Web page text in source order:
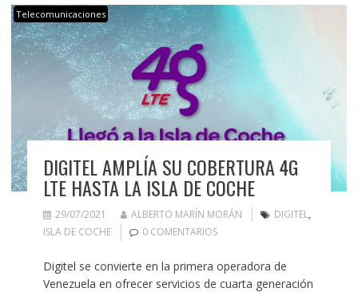
Telecomunicaciones
DIGITEL AMPLÍA SU COBERTURA 4G
LTE HASTA LA ISLA DE COCHE
29/07/2021 ALBERTO MARÍN MORÁN DIGITEL,
ISLA DE COCHE
0 COMENTARIOS
Digitel se convierte en la primera operadora de
Venezuela en ofrecer servicios de cuarta generación